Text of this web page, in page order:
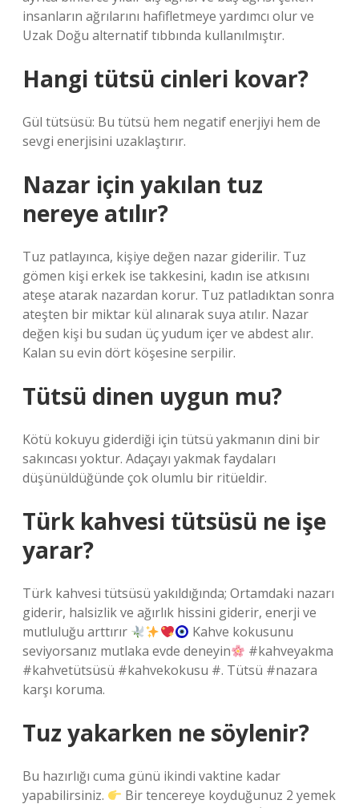
insanların ağrılarını hafifletmeye yardımcı olur ve
Uzak Doğu alternatif tıbbında kullanılmıştır.
Hangi tütsü cinleri kovar?
Gül tütsüsü: Bu tütsü hem negatif enerjiyi hem de
sevgi enerjisini uzaklaştırır.
Nazar için yakılan tuz
nereye atılır?
Tuz patlayınca, kişiye değen nazar giderilir. Tuz
gömen kişi erkek ise takkesini, kadın ise atkısını
ateşe atarak nazardan korur. Tuz patladıktan sonra
ateşten bir miktar kül alınarak suya atılır. Nazar
değen kişi bu sudan üç yudum içer ve abdest alır.
Kalan su evin dört köşesine serpilir.
Tütsü dinen uygun mu?
Kötü kokuyu giderdiği için tütsü yakmanın dini bir
sakıncası yoktur. Adaçayı yakmak faydaları
düşünüldüğünde çok olumlu bir ritüeldir.
Türk kahvesi tütsüsü ne işe
yarar?
Türk kahvesi tütsüsü yakıldığında; Ortamdaki nazarı
giderir, halsizlik ve ağırlık hissini giderir, enerji ve
mutluluğu arttırır
Kahve kokusunu
seviyorsanız mutlaka evde deneyin
#kahveyakma
#kahvetütsüsü #kahvekokusu #. Tütsü #nazara
karşı koruma.
Tuz yakarken ne söylenir?
Bu hazırlığı cuma günü ikindi vaktine kadar
yapabilirsiniz.
Bir tencereye koyduğunuz 2 yemek